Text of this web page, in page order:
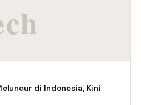
di Indonesia, Kini